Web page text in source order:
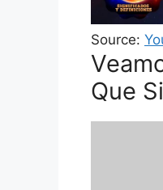
Source:
Que